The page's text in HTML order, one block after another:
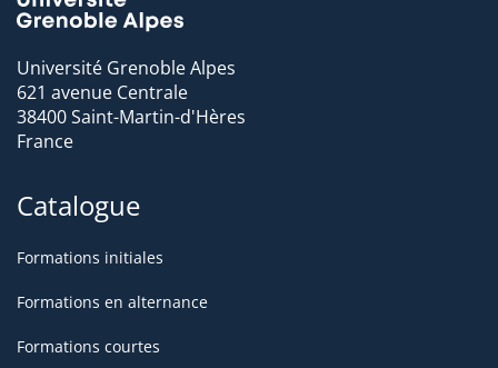
traitement de texte.
>
Plus d'informations sur le site de
Sciences Po Grenoble
Université Grenoble Alpes
621 avenue Centrale
38400 Saint-Martin-d'Hères
France
Catalogue
Formations initiales
Formations en alternance
Formations courtes